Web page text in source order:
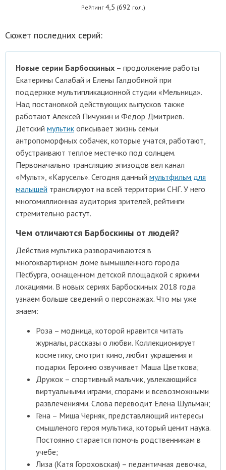
Рейтинг 4,5 (692 гол.)
Сюжет последних серий:
Новые серии Барбоскиных – продолжение работы
Екатерины Салабай и Елены Галдобиной при
поддержке мультипликационной студии «Мельница».
Над постановкой действующих выпусков также
работают Алексей Пичужин и Фёдор Дмитриев.
Детский мультик описывает жизнь семьи
антропоморфных собачек, которые учатся, работают,
обустраивают теплое местечко под солнцем.
Первоначально трансляцию эпизодов вел канал
«Мульт», «Карусель». Сегодня данный мультфильм для
малышей транслируют на всей территории СНГ. У него
многомиллионная аудитория зрителей, рейтинги
стремительно растут.
Чем отличаются Барбоскины от людей?
Действия мультика разворачиваются в
многоквартирном доме вымышленного города
Пёсбурга, оснащенном детской площадкой с яркими
локациями. В новых сериях Барбоскиных 2018 года
узнаем больше сведений о персонажах. Что мы уже
знаем:
Роза – модница, которой нравится читать
журналы, рассказы о любви. Коллекционирует
косметику, смотрит кино, любит украшения и
подарки. Героиню озвучивает Маша Цветкова;
Дружок – спортивный мальчик, увлекающийся
виртуальными играми, спорами и всевозможными
развлечениями. Слова переводит Елена Шульман;
Гена – Миша Черняк, представляющий интересы
смышленого героя мультика, который ценит наука.
Постоянно старается помочь родственникам в
учебе;
Лиза (Катя Гороховская) – педантичная девочка,